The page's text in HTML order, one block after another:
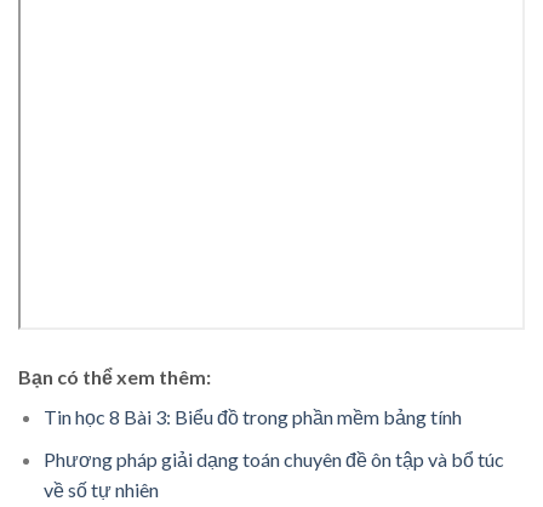
Bạn có thể xem thêm:
Tin học 8 Bài 3: Biểu đồ trong phần mềm bảng tính
Phương pháp giải dạng toán chuyên đề ôn tập và bổ túc
về số tự nhiên